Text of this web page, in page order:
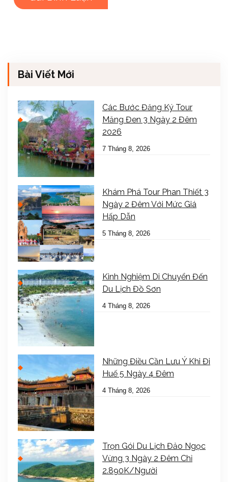
Bài Viết Mới
Các Bước Đăng Ký Tour
Măng Đen 3 Ngày 2 Đêm
2026
7 Tháng 8, 2026
Khám Phá Tour Phan Thiết 3
Ngày 2 Đêm Với Mức Giá
Hấp Dẫn
5 Tháng 8, 2026
Kinh Nghiệm Di Chuyển Đến
Du Lịch Đồ Sơn
4 Tháng 8, 2026
Những Điều Cần Lưu Ý Khi Đi
Huế 5 Ngày 4 Đêm
4 Tháng 8, 2026
Trọn Gói Du Lịch Đảo Ngọc
Vừng 3 Ngày 2 Đêm Chỉ
2.890K/Người